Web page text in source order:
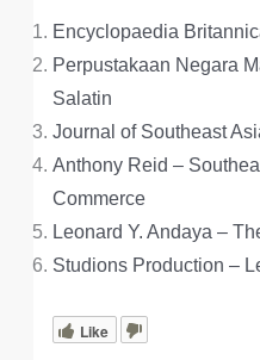
Encyclopaedia
Perpustakaan Negara
Salatin
Journal of Southeast
Anthony Reid –
Commerce
Leonard Y. Andaya –
Studions Production –
Like